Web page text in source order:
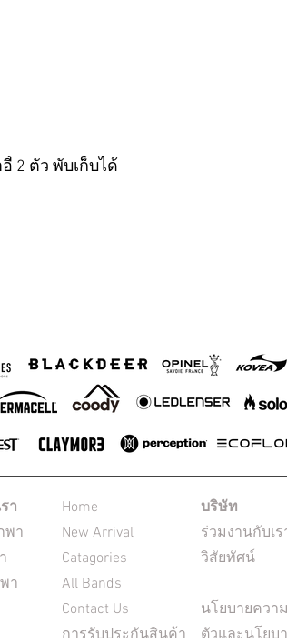
2 ตัว พับเก็บได้
า
พา
า
Home
New Arrival
Catagories
All Bands
Contact Us
การรับประกันสินค้า
บริษัท
ร่วมงานกับเร
วิสัยทัศน์
นโยบายควา
ตัวและนโยบ